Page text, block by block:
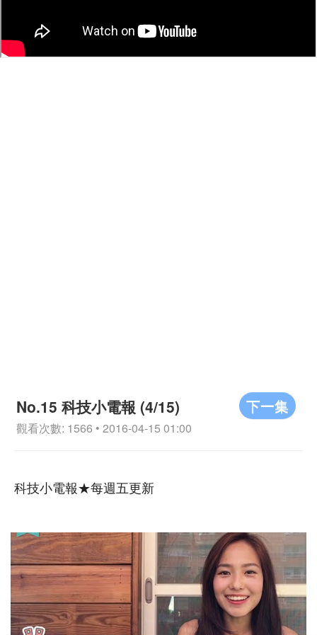
下一集
No.15 科技小電報 (4/15)
觀看次數: 1566 • 2016-04-15 01:00
科技小電報★每週五更新